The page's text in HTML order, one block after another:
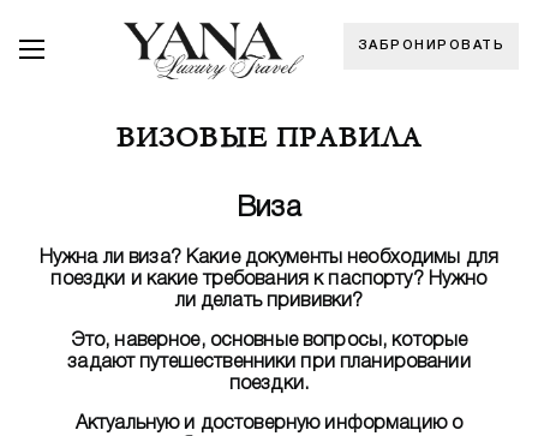
ЗАБРОНИРОВАТЬ
ВИЗОВЫЕ ПРАВИЛА
Виза
Нужна ли виза? Какие документы необходимы для
поездки и какие требования к паспорту? Нужно
ли делать прививки?
Это, наверное, основные вопросы, которые
задают путешественники при планировании
поездки.
Актуальную и достоверную информацию о